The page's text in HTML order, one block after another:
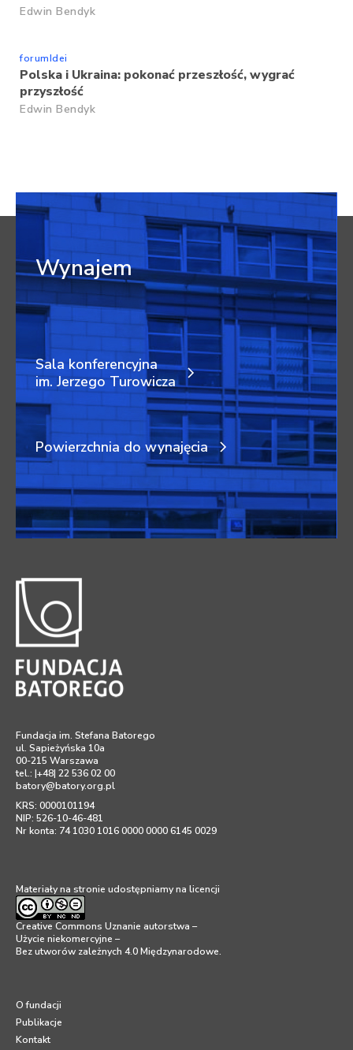
Edwin Bendyk
forumIdei
Polska i Ukraina: pokonać przeszłość, wygrać
przyszłość
Edwin Bendyk
Fundacja im. Stefana Batorego
ul. Sapieżyńska 10a
00-215 Warszawa
tel.: |+48| 22 536 02 00
batory@batory.org.pl
KRS: 0000101194
NIP: 526-10-46-481
Nr konta: 74 1030 1016 0000 0000 6145 0029
Materiały na stronie udostępniamy na licencji
Creative Commons Uznanie autorstwa –
Użycie niekomercyjne –
Bez utworów zależnych 4.0 Międzynarodowe.
O fundacji
Publikacje
Kontakt
Wynajem
Sala konferencyjna
im. Jerzego Turowicza
Powierzchnia do wynajęcia